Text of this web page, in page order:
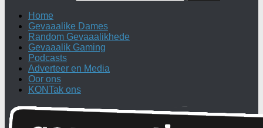
Home
Gevaaalike Dames
Random Gevaaalikhede
Gevaaalik Gaming
Podcasts
Adverteer en Media
Oor ons
KONTak ons